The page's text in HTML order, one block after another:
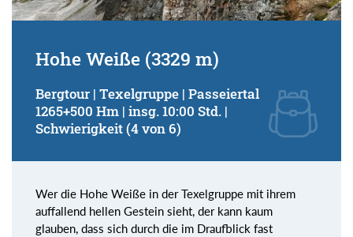
Hohe Weiße (3329 m)
Bergtour | Texelgruppe | Passeiertal
1265+500 Hm | insg. 10:00 Std. |
Schwierigkeit (4 von 6)
Wer die Hohe Weiße in der Texelgruppe mit ihrem
auffallend hellen Gestein sieht, der kann kaum
glauben, dass sich durch die im Draufblick fast